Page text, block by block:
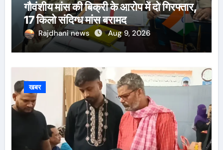
गौवंशीय मांस की बिक्री के आरोप में दो गिरफ्तार,
17 किलो संदिग्ध मांस बरामद
Rajdhani news Aug 9, 2026
खबर